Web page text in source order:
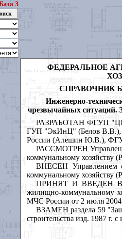
3
ФЕДЕРАЛЬНОЕ
СПРАВОЧНИК
Инженерно-
чрезвычайных ситуаций.
РАЗРАБОТАН ФГУП
ГУП "ЭкИнЦ" (Белов В.В.),
России (Алешин Ю.В.),
РАССМОТРЕН
коммунальному хозяйству
ВНЕСЕН Управлением
коммунальному хозяйству
ПРИНЯТ И ВВЕДЕН В
жилищно-коммунальному
МЧС России от 2 июля
ВЗАМЕН раздела 59
строительства изд. 1987 г.